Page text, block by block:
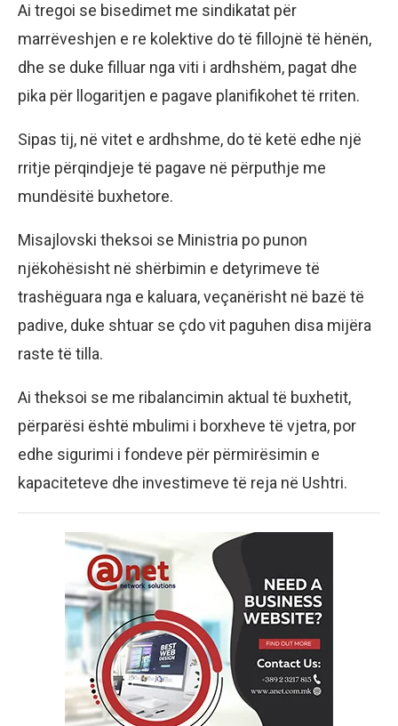
Ai tregoi se bisedimet me sindikatat për
marrëveshjen e re kolektive do të fillojnë të hënën,
dhe se duke filluar nga viti i ardhshëm, pagat dhe
pika për llogaritjen e pagave planifikohet të rriten.
Sipas tij, në vitet e ardhshme, do të ketë edhe një
rritje përqindjeje të pagave në përputhje me
mundësitë buxhetore.
Misajlovski theksoi se Ministria po punon
njëkohësisht në shërbimin e detyrimeve të
trashëguara nga e kaluara, veçanërisht në bazë të
padive, duke shtuar se çdo vit paguhen disa mijëra
raste të tilla.
Ai theksoi se me ribalancimin aktual të buxhetit,
përparësi është mbulimi i borxheve të vjetra, por
edhe sigurimi i fondeve për përmirësimin e
kapaciteteve dhe investimeve të reja në Ushtri.